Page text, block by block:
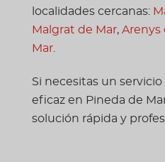
localidades cercanas:
Malgrat de Mar, Arenys
Mar.
Si necesitas un
eficaz en Pineda de
solución rápida y